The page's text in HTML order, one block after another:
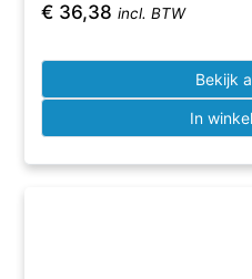
€ 36,38 incl. BTW
Bekijk
In